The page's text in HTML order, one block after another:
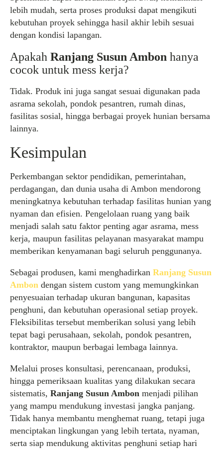
lebih mudah, serta proses produksi dapat mengikuti
kebutuhan proyek sehingga hasil akhir lebih sesuai
dengan kondisi lapangan.
Apakah Ranjang Susun Ambon hanya
cocok untuk mess kerja?
Tidak. Produk ini juga sangat sesuai digunakan pada
asrama sekolah, pondok pesantren, rumah dinas,
fasilitas sosial, hingga berbagai proyek hunian bersama
lainnya.
Kesimpulan
Perkembangan sektor pendidikan, pemerintahan,
perdagangan, dan dunia usaha di Ambon mendorong
meningkatnya kebutuhan terhadap fasilitas hunian yang
nyaman dan efisien. Pengelolaan ruang yang baik
menjadi salah satu faktor penting agar asrama, mess
kerja, maupun fasilitas pelayanan masyarakat mampu
memberikan kenyamanan bagi seluruh penggunanya.
Sebagai produsen, kami menghadirkan Ranjang Susun
Ambon dengan sistem custom yang memungkinkan
penyesuaian terhadap ukuran bangunan, kapasitas
penghuni, dan kebutuhan operasional setiap proyek.
Fleksibilitas tersebut memberikan solusi yang lebih
tepat bagi perusahaan, sekolah, pondok pesantren,
kontraktor, maupun berbagai lembaga lainnya.
Melalui proses konsultasi, perencanaan, produksi,
hingga pemeriksaan kualitas yang dilakukan secara
sistematis, Ranjang Susun Ambon menjadi pilihan
yang mampu mendukung investasi jangka panjang.
Tidak hanya membantu menghemat ruang, tetapi juga
menciptakan lingkungan yang lebih tertata, nyaman,
serta siap mendukung aktivitas penghuni setiap hari